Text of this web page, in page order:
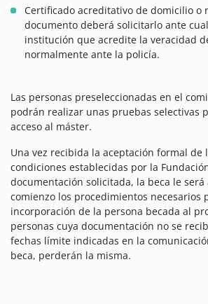
Certificado acreditativo de domicilio o
documento deberá solicitarlo ante
institución que acredite la veracidad
normalmente ante la policía.
Las personas preseleccionadas en el
podrán realizar unas pruebas selectivas
acceso al máster.
Una vez recibida la aceptación formal de
condiciones establecidas por la
documentación solicitada, la beca le
comienzo los procedimientos necesarios
incorporación de la persona becada al
personas cuya documentación no se
fechas límite indicadas en la
beca, perderán la misma.